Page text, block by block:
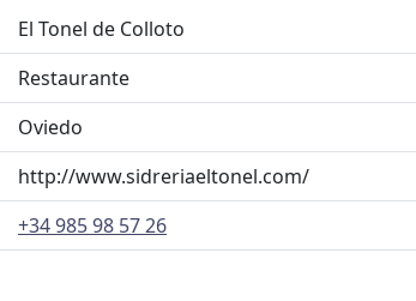
El Tonel de Colloto
Restaurante
Oviedo
http://www.sidreriaeltonel.com/
+34 985 98 57 26